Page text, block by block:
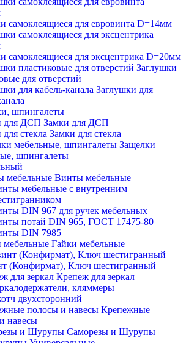
самоклеящиеся для евровинта D=14мм
самоклеящиеся для эксцентрика D=20мм
Заглушки
для отверстий
Заглушки для
шпингалеты
Замки для ДСП
Замки для стекла
Защелки
шпингалеты
Винты мебельные
мебельные с внутренним
DIN 967 для ручек мебельных
потай DIN 965, ГОСТ 17475-80
DIN 7985
Гайки мебельные
(Конфирмат), Ключ шестигранный
Крепеж для зеркал
кляммеры
двухсторонний
Крепежные
навесы
Саморезы и Шурупы